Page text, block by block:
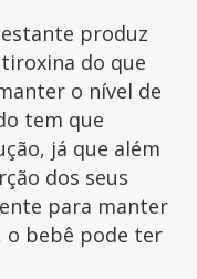
produz
do que
o nível de
tem que
já que além
dos seus
para manter
o bebê pode ter